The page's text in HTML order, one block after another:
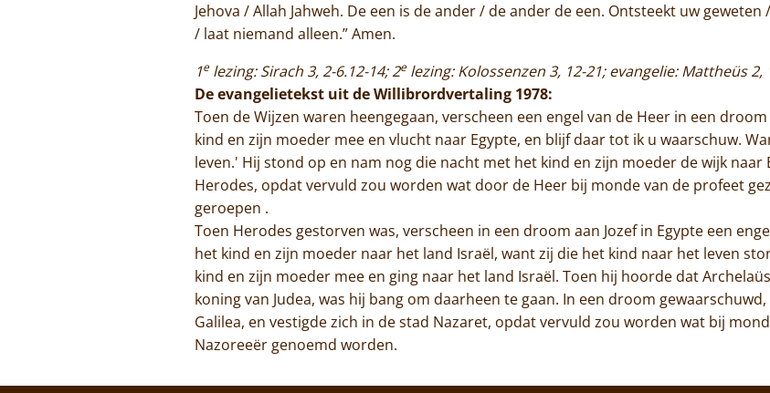
Jehova / Allah Jahweh. De een is de ander / de ander de een. Ontsteekt uw
/ laat niemand alleen.” Amen.
1elezing: Sirach 3, 2-6.12-14; 2elezing: Kolossenzen 3, 12-21; evangelie: Mattheüs 2,
De evangelietekst uit de Willibrordvertaling 1978:
Toen de Wijzen waren heengegaan, verscheen een engel van de Heer in een
kind en zijn moeder mee en vlucht naar Egypte, en blijf daar tot ik u waarschuw.
leven.' Hij stond op en nam nog die nacht met het kind en zijn moeder de wijk
Herodes, opdat vervuld zou worden wat door de Heer bij monde van de profeet
geroepen .
Toen Herodes gestorven was, verscheen in een droom aan Jozef in Egypte een
het kind en zijn moeder naar het land Israël, want zij die het kind naar het leven
kind en zijn moeder mee en ging naar het land Israël. Toen hij hoorde dat
koning van Judea, was hij bang om daarheen te gaan. In een droom
Galilea, en vestigde zich in de stad Nazaret, opdat vervuld zou worden wat bij
Nazoreeër genoemd worden.